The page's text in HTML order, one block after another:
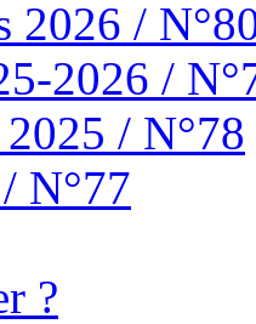
2026 /
2026 /
/ N°78
N°77
?